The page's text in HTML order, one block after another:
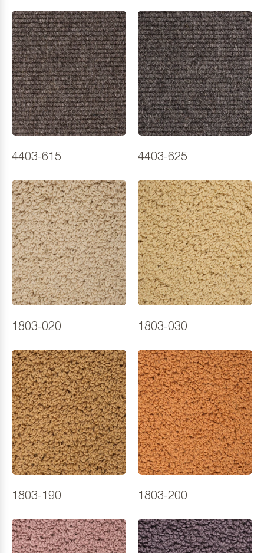
4403-615 4403-625
1803-020 1803-030
1803-190 1803-200